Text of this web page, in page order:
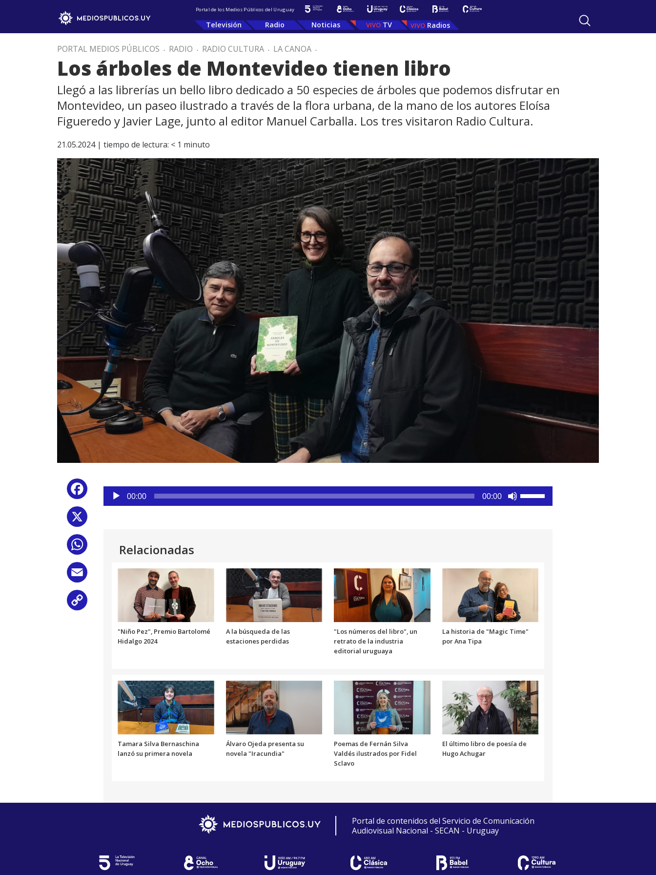
Portal de los Medios Públicos del Uruguay
Televisión Radio Noticias TV Radios
PORTAL MEDIOS PÚBLICOS . RADIO . RADIO CULTURA . LA CANOA .
Los árboles de Montevideo tienen libro
Llegó a las librerías un bello libro dedicado a 50 especies de árboles que podemos disfrutar en
Montevideo, un paseo ilustrado a través de la flora urbana, de la mano de los autores Eloísa
Figueredo y Javier Lage, junto al editor Manuel Carballa. Los tres visitaron Radio Cultura.
21.05.2024 | tiempo de lectura: < 1 minuto
Facebook
WhatsApp
Reproductor
audio
00:00 00:00
volumen.
Relacionadas
"Niño Pez", Premio Bartolomé
Hidalgo 2024
A la búsqueda de las
estaciones perdidas
"Los números del libro", un
retrato de la industria
editorial uruguaya
La historia de "Magic Time"
por Ana Tipa
Tamara Silva Bernaschina
lanzó su primera novela
Álvaro Ojeda presenta su
novela "Iracundia"
Poemas de Fernán Silva
Valdés ilustrados por Fidel
Sclavo
El último libro de poesía de
Hugo Achugar
Portal de contenidos del Servicio de Comunicación
Audiovisual Nacional - SECAN - Uruguay